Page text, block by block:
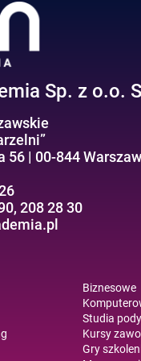
osobista//Wellbeing
Sp. z o.o.
56 | 00-844
208 28 30
Biznesowe
Studia
Kursy
Gry